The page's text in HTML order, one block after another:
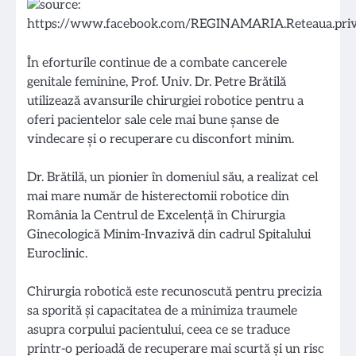
În eforturile continue de a combate cancerele
genitale feminine, Prof. Univ. Dr. Petre Brătilă
utilizează avansurile chirurgiei robotice pentru a
oferi pacientelor sale cele mai bune șanse de
vindecare și o recuperare cu disconfort minim.
Dr. Brătilă, un pionier în domeniul său, a realizat cel
mai mare număr de histerectomii robotice din
România la Centrul de Excelență în Chirurgia
Ginecologică Minim-Invazivă din cadrul Spitalului
Euroclinic.
Chirurgia robotică este recunoscută pentru precizia
sa sporită și capacitatea de a minimiza traumele
asupra corpului pacientului, ceea ce se traduce
printr-o perioadă de recuperare mai scurtă și un risc